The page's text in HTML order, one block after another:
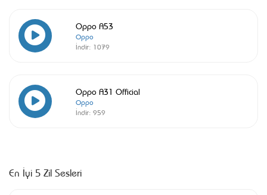
Oppo A53
Oppo
İndir: 1079
Oppo A31 Official
Oppo
İndir: 959
En İyi 5 Zil Sesleri